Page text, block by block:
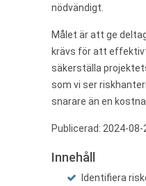
nödvändigt.
Målet är att ge
krävs för att
säkerställa
som vi ser
snarare än en
Publicerad: 2024-08-
Innehåll
Identifiera